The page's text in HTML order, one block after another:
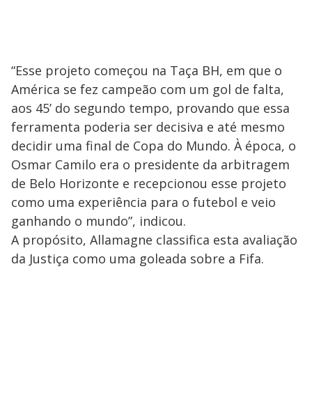
“Esse projeto começou na Taça BH, em que o
América se fez campeão com um gol de falta,
aos 45’ do segundo tempo, provando que essa
ferramenta poderia ser decisiva e até mesmo
decidir uma final de Copa do Mundo. À época, o
Osmar Camilo era o presidente da arbitragem
de Belo Horizonte e recepcionou esse projeto
como uma experiência para o futebol e veio
ganhando o mundo”, indicou.
A propósito, Allamagne classifica esta avaliação
da Justiça como uma goleada sobre a Fifa.